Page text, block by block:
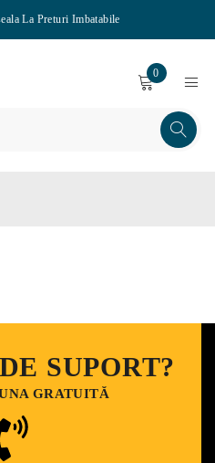
La Preturi Imbatabile
0
SUPORT?
GRATUITĂ